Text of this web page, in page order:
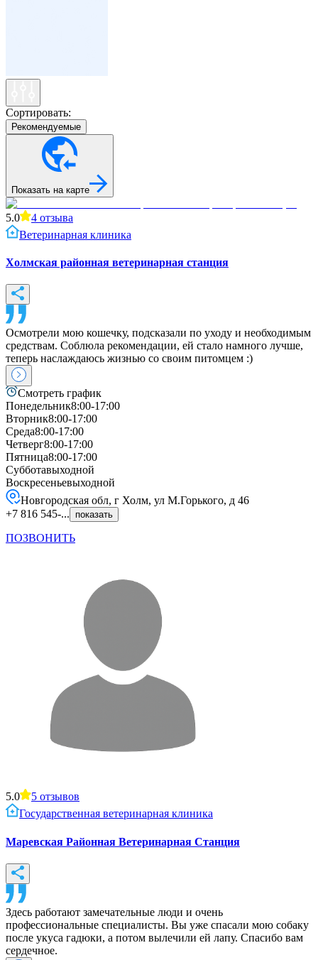
Сортировать:
Рекомендуемые
Показать на карте
5.0 4 отзыва
Ветеринарная клиника
Холмская районная ветеринарная станция
Осмотрели мою кошечку, подсказали по уходу и необходимым
средствам. Соблюла рекомендации, ей стало намного лучше,
теперь наслаждаюсь жизнью со своим питомцем :)
Смотреть график
Понедельник8:00-17:00
Вторник8:00-17:00
Среда8:00-17:00
Четверг8:00-17:00
Пятница8:00-17:00
Субботавыходной
Воскресеньевыходной
Новгородская обл, г Холм, ул М.Горького, д 46
+7 816 545-...
показать
ПОЗВОНИТЬ
5.0 5 отзывов
Государственная ветеринарная клиника
Маревская Районная Ветеринарная Станция
Здесь работают замечательные люди и очень
профессиональные специалисты. Вы уже спасали мою собаку
после укуса гадюки, а потом вылечили ей лапу. Спасибо вам
сердечное.